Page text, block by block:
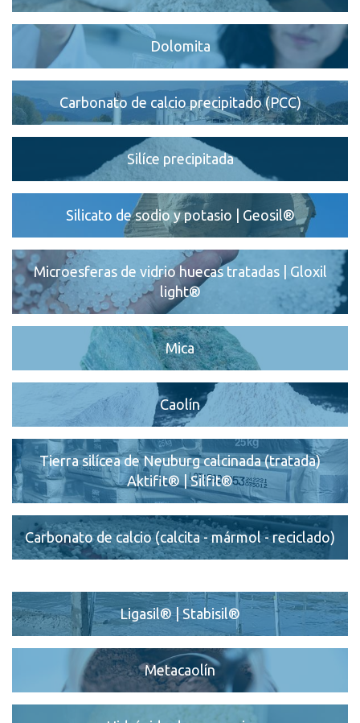
Dolomita
Carbonato de calcio precipitado (PCC)
Silíce precipitada
Silicato de sodio y potasio | Geosil®
Microesferas de vidrio huecas tratadas | Gloxil
light®
Mica
Caolín
Tierra silícea de Neuburg calcinada (tratada)
Aktifit® | Silfit®
Carbonato de calcio (calcita - mármol - reciclado)
Ligasil® | Stabisil®
Metacaolín